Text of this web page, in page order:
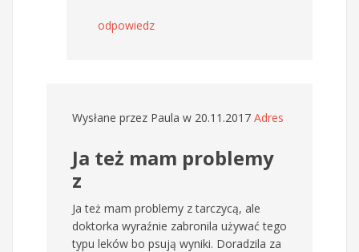
odpowiedz
Wysłane przez Paula w 20.11.2017 Adres
Ja też mam problemy
z
Ja też mam problemy z tarczycą, ale
doktorka wyraźnie zabronila używać tego
typu leków bo psują wyniki. Doradzila za